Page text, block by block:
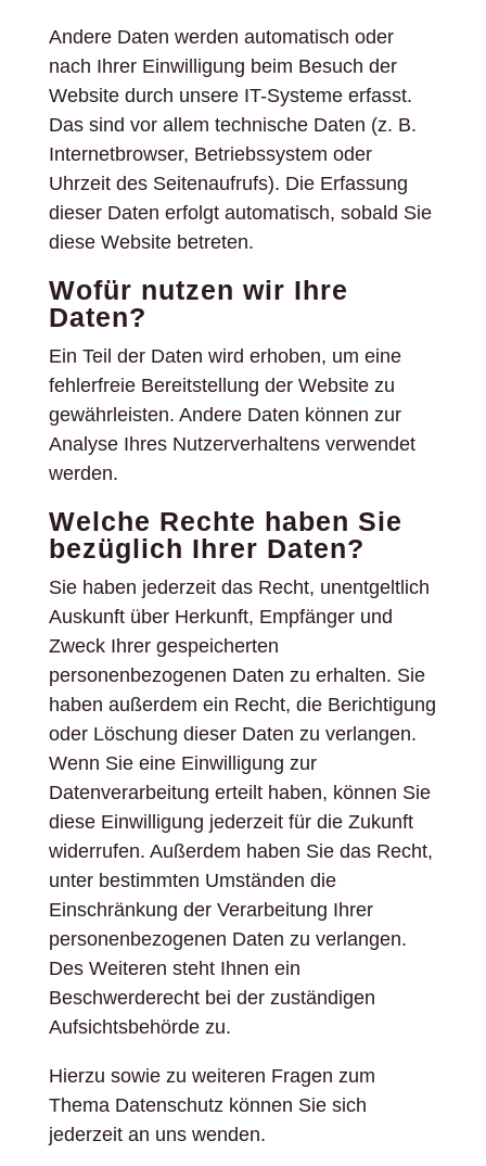
Andere Daten werden automatisch oder
nach Ihrer Einwilligung beim Besuch der
Website durch unsere IT-Systeme erfasst.
Das sind vor allem technische Daten (z. B.
Internetbrowser, Betriebssystem oder
Uhrzeit des Seitenaufrufs). Die Erfassung
dieser Daten erfolgt automatisch, sobald Sie
diese Website betreten.
Wofür nutzen wir Ihre
Daten?
Ein Teil der Daten wird erhoben, um eine
fehlerfreie Bereitstellung der Website zu
gewährleisten. Andere Daten können zur
Analyse Ihres Nutzerverhaltens verwendet
werden.
Welche Rechte haben Sie
bezüglich Ihrer Daten?
Sie haben jederzeit das Recht, unentgeltlich
Auskunft über Herkunft, Empfänger und
Zweck Ihrer gespeicherten
personenbezogenen Daten zu erhalten. Sie
haben außerdem ein Recht, die Berichtigung
oder Löschung dieser Daten zu verlangen.
Wenn Sie eine Einwilligung zur
Datenverarbeitung erteilt haben, können Sie
diese Einwilligung jederzeit für die Zukunft
widerrufen. Außerdem haben Sie das Recht,
unter bestimmten Umständen die
Einschränkung der Verarbeitung Ihrer
personenbezogenen Daten zu verlangen.
Des Weiteren steht Ihnen ein
Beschwerderecht bei der zuständigen
Aufsichtsbehörde zu.
Hierzu sowie zu weiteren Fragen zum
Thema Datenschutz können Sie sich
jederzeit an uns wenden.